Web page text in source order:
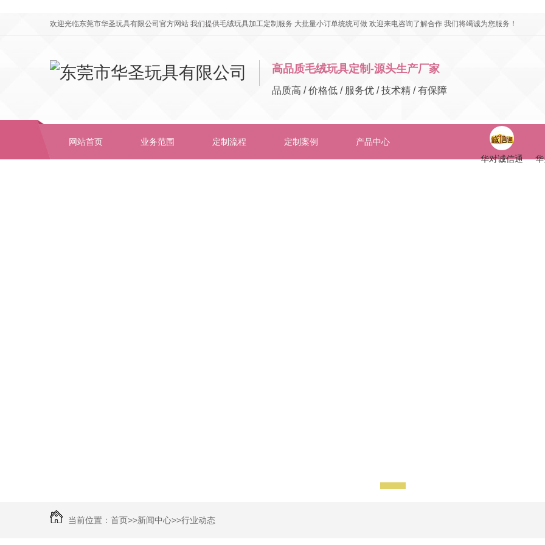
欢迎光临东莞市华圣玩具有限公司官方网站 我们提供毛绒玩具加工定制服务 大批量小订单统统可做 欢迎来电咨询了解合作 我们将竭诚为您服务！
高品质毛绒玩具定制-源头生产厂家
品质高 / 价格低 / 服务优 / 技术精 / 有保障
华对诚信通
网站首页 业务范围 定制流程 定制案例 产品中心
当前位置： 首页>>新闻中心>>行业动态